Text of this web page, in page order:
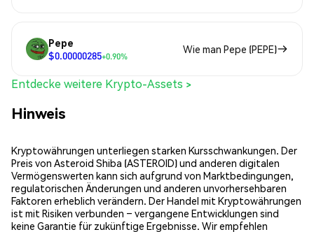
Pepe
$0.00000285+0.90%
Wie man Pepe (PEPE)
Entdecke weitere Krypto-Assets >
Hinweis
Kryptowährungen unterliegen starken Kursschwankungen. Der
Preis von Asteroid Shiba (ASTEROID) und anderen digitalen
Vermögenswerten kann sich aufgrund von Marktbedingungen,
regulatorischen Änderungen und anderen unvorhersehbaren
Faktoren erheblich verändern. Der Handel mit Kryptowährungen
ist mit Risiken verbunden – vergangene Entwicklungen sind
keine Garantie für zukünftige Ergebnisse. Wir empfehlen